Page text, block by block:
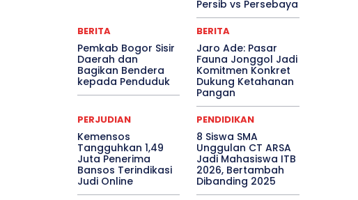
Persib vs Persebaya
BERITA
Pemkab Bogor Sisir
Daerah dan
Bagikan Bendera
kepada Penduduk
BERITA
Jaro Ade: Pasar
Fauna Jonggol Jadi
Komitmen Konkret
Dukung Ketahanan
Pangan
PERJUDIAN
Kemensos
Tangguhkan 1,49
Juta Penerima
Bansos Terindikasi
Judi Online
PENDIDIKAN
8 Siswa SMA
Unggulan CT ARSA
Jadi Mahasiswa ITB
2026, Bertambah
Dibanding 2025